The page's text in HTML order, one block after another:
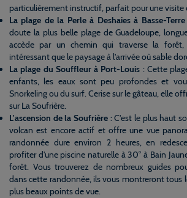
particulièrement instructif, parfait pour une visite
La plage de la Perle à Deshaies à Basse-Terre
doute la plus belle plage de Guadeloupe,
accède par un chemin qui traverse la
intéressant que le paysage à l'arrivée où sable
La plage du Souffleur à Port-Louis : Cette
enfants, les eaux sont peu profondes et
Snorkeling ou du surf. Cerise sur le gâteau, elle
sur La Soufrière.
L'ascension de la Soufrière : C'est le plus haut
volcan est encore actif et offre une vue
randonnée dure environ 2 heures, en
profiter d'une piscine naturelle à 30° à Bain
forêt. Vous trouverez de nombreux guides
dans cette randonnée, ils vous montreront tous
plus beaux points de vue.